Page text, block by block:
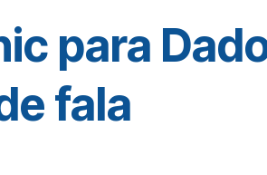
para
fala